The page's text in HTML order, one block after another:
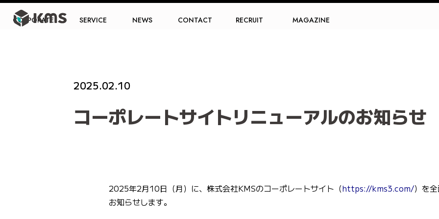
CORPORATE SERVICE NEWS CONTACT RECRUIT MAGAZINE
2025.02.10
コーポレートサイトリニューアルのお知らせ
2025年2月10日（月）に、株式会社KMSのコーポレートサイト（https://kms3.com/）を
お知らせします。